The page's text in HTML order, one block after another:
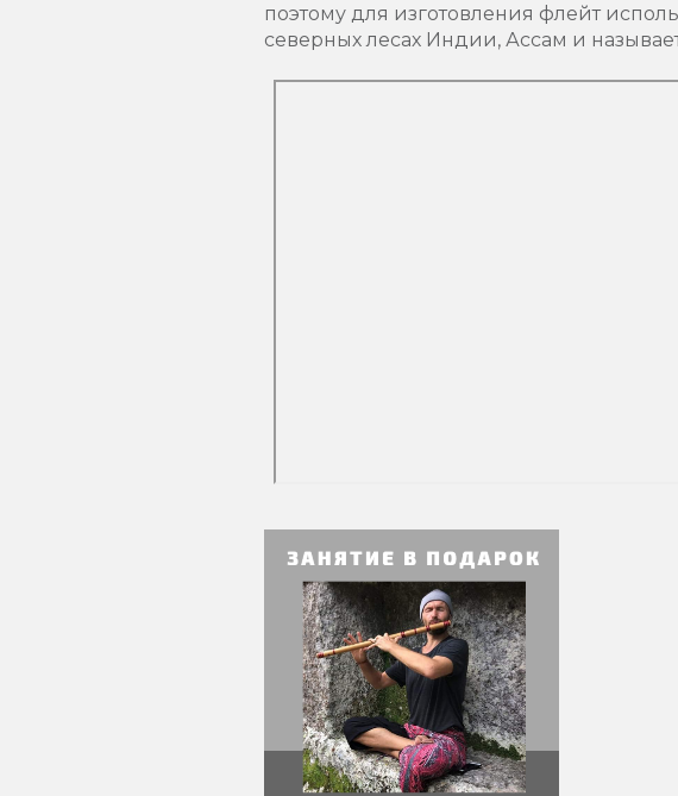
поэтому для изготовления флейт
северных лесах Индии, Ассам и